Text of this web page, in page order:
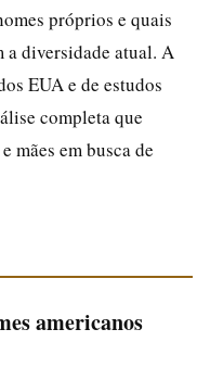
próprios e quais
a diversidade atual. A
EUA e de estudos
completa que
mães em busca de
americanos